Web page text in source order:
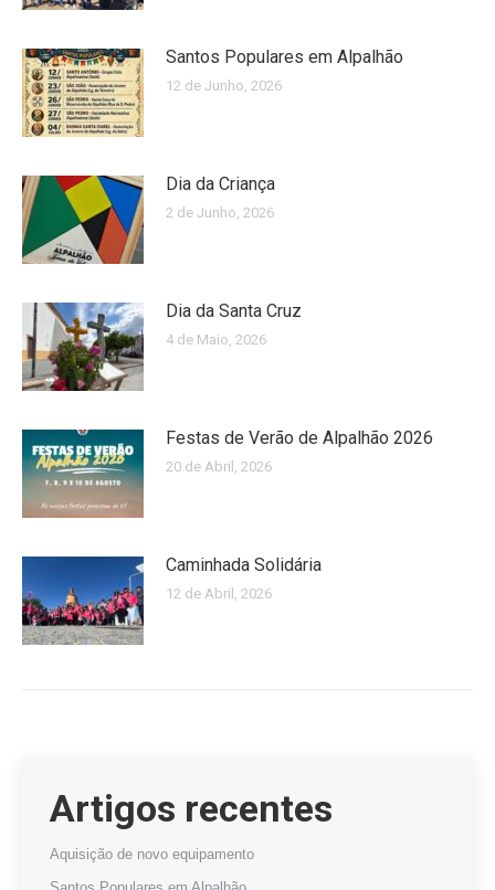
Santos Populares em Alpalhão
12 de Junho, 2026
Dia da Criança
2 de Junho, 2026
Dia da Santa Cruz
4 de Maio, 2026
Festas de Verão de Alpalhão 2026
20 de Abril, 2026
Caminhada Solidária
12 de Abril, 2026
Artigos recentes
Aquisição de novo equipamento